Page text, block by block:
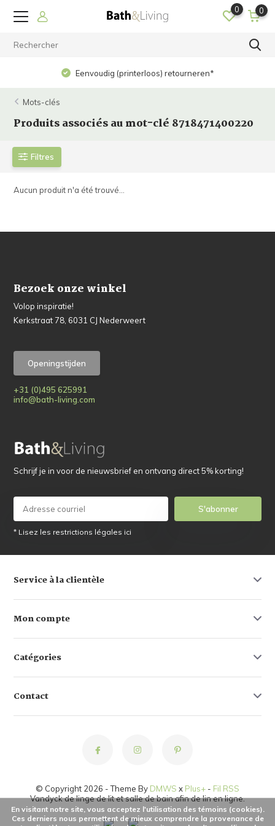
0 0
Eenvoudig (printerloos) retourneren*
Mots-clés
Produits associés au mot-clé 8718471400220
Filtres
Aucun produit n'a été trouvé...
Bezoek onze winkel
Volop inspiratie!
Kerkstraat 78, 6031 CJ Nederweert
Openingstijden
+31 (0)495 625991
info@bath-living.com
Schrijf je in voor de nieuwsbrief en ontvang direct 5% korting!
S'abonner
* Lisez les restrictions légales ici
Service à la clientèle
Mon compte
Catégories
Contact
© Copyright 2026 - Theme By DMWS x Plus+ - Fil RSS
Vandyck de linge de lit et salle de bain afin de lin en ligne.
En visitant notre site, vous acceptez l'utilisation des témoins (cookies).
Ces derniers nous permettent de mieux comprendre la provenance de